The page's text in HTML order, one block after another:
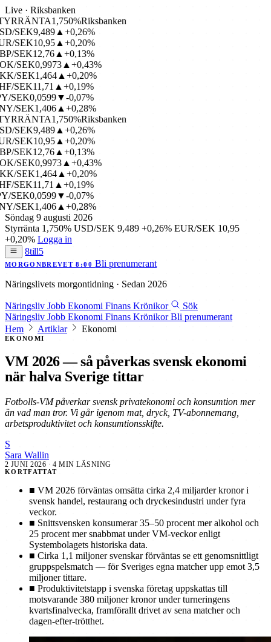
Live · Riksbanken
1,750%Riksbanken
SEK9,489▲+0,26%
SEK10,95▲+0,20%
SEK12,76▲+0,13%
SEK0,9973▲+0,43%
SEK1,464▲+0,20%
SEK11,71▲+0,19%
SEK0,0599▼-0,07%
SEK1,406▲+0,28%
1,750%Riksbanken
SEK9,489▲+0,26%
SEK10,95▲+0,20%
SEK12,76▲+0,13%
SEK0,9973▲+0,43%
SEK1,464▲+0,20%
SEK11,71▲+0,19%
SEK0,0599▼-0,07%
SEK1,406▲+0,28%
Söndag 9 augusti 2026
Styrränta 1,750% USD/SEK 9,489 +0,26% EUR/SEK 10,95
+0,20% Logga in
8till5
MORGONBREVET 8:00 Bli prenumerant
Näringslivets morgontidning · Sedan 2026
Näringsliv Jobb Ekonomi Finans Krönikor
Sök
Näringsliv Jobb Ekonomi Finans KrönikorBli prenumerant
Hem
Artiklar Ekonomi
EKONOMI
VM 2026 — så påverkas svensk ekonomi
när halva Sverige tittar
Fotbolls-VM påverkar svensk privatekonomi och konsumtion mer
än vad man tror. Vi går igenom mat, dryck, TV-abonnemang,
arbetsproduktivitet och konsumtionsskifte.
S
Sara Wallin
2 JUNI 2026 · 4 MIN LÄSNING
KORTFATTAT
■ VM 2026 förväntas omsätta cirka 2,4 miljarder kronor i
svensk handel, restaurang och dryckesindustri under fyra
veckor.
■ Snittsvensken konsumerar 35–50 procent mer alkohol och
25 procent mer snabbmat under VM-veckor enligt
Systembolagets historiska data.
■ Cirka 1,1 miljoner svenskar förväntas se ett genomsnittligt
gruppspelsmatch — för Sveriges egna matcher upp emot 3,5
miljoner tittare.
■ Produktivitetstapp i svenska företag uppskattas till
motsvarande 380 miljoner kronor under turneringens
kvartsfinalvecka, framförallt drivet av sena matcher och
dagen-efter-trötthet.